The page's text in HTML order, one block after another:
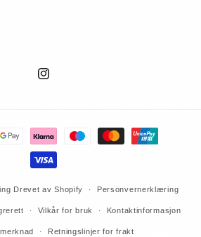
Instagram
Drevet av Shopify Personvernerklæring
Vilkår for bruk Kontaktinformasjon
Retningslinjer for frakt